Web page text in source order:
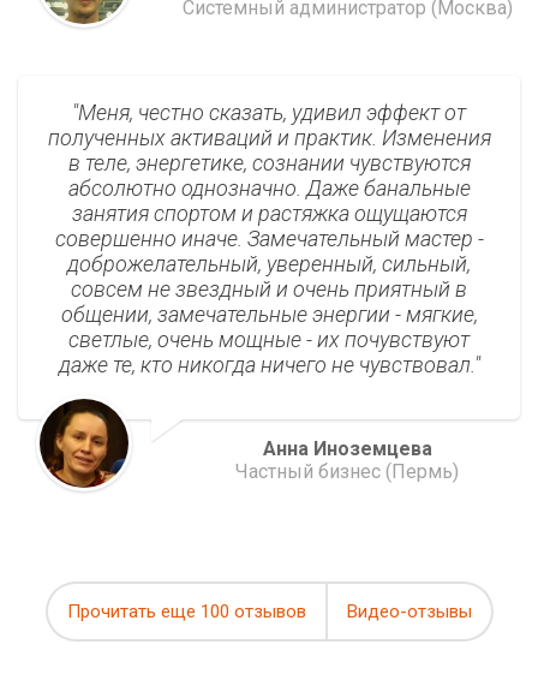
Системный администратор (Москва)
Меня, честно сказать, удивил эффект от
полученных активаций и практик. Изменения
в теле, энергетике, сознании чувствуются
абсолютно однозначно. Даже банальные
занятия спортом и растяжка ощущаются
совершенно иначе. Замечательный мастер -
доброжелательный, уверенный, сильный,
совсем не звездный и очень приятный в
общении, замечательные энергии - мягкие,
светлые, очень мощные - их почувствуют
даже те, кто никогда ничего не чувствовал.
Анна Иноземцева
Частный бизнес (Пермь)
Прочитать еще 100 отзывов Видео-отзывы